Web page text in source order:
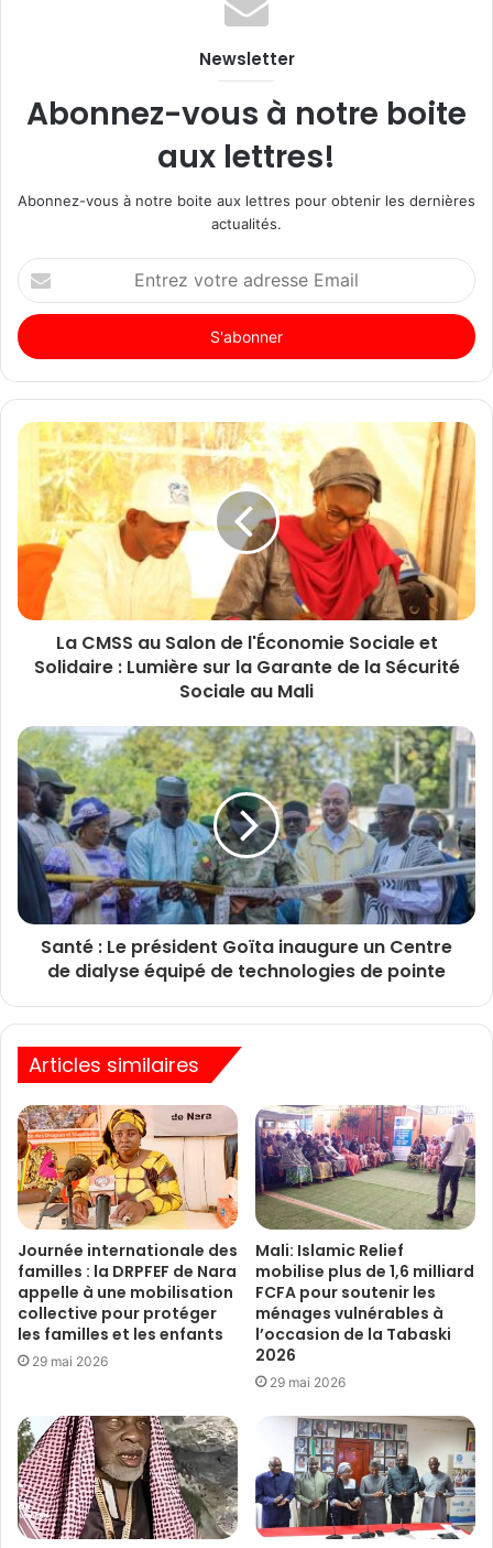
Newsletter
Abonnez-vous à notre boite
aux lettres!
Abonnez-vous à notre boite aux lettres pour obtenir les dernières
actualités.
Entrez
votre
adresse
Email
La CMSS au Salon de l'Économie Sociale et
Solidaire : Lumière sur la Garante de la Sécurité
Sociale au Mali
Santé : Le président Goïta inaugure un Centre
de dialyse équipé de technologies de pointe
Articles similaires
Journée internationale des
familles : la DRPFEF de Nara
appelle à une mobilisation
collective pour protéger
les familles et les enfants
29 mai 2026
Mali: Islamic Relief
mobilise plus de 1,6 milliard
FCFA pour soutenir les
ménages vulnérables à
l’occasion de la Tabaski
2026
29 mai 2026